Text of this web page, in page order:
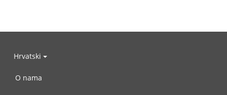
Hrvatski
O nama